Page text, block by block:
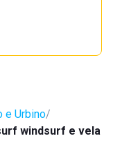
e Urbino
windsurf e vela